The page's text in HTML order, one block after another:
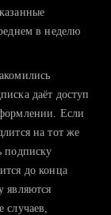
поднимаете
шансы
в неделю
даёт доступ
Если
на тот же
подписку
до конца
являются
случаев,